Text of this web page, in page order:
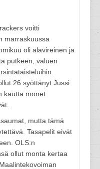
voitti
marraskuussa
oli alavireinen ja
putkeen, valuen
26 syöttänyt Jussi
kautta monet
mutta tämä
Tasapelit eivät
OLS:n
ollut monta kertaa